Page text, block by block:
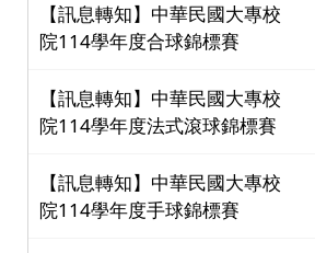
【訊息轉知】中華民國大專校
院114學年度合球錦標賽
【訊息轉知】中華民國大專校
院114學年度法式滾球錦標賽
【訊息轉知】中華民國大專校
院114學年度手球錦標賽